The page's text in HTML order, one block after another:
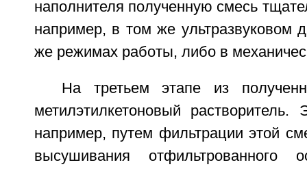
наполнителя полученную смесь
например, в том же ультразвуковом
же режимах работы, либо в
На третьем этапе из
метилэтилкетоновый
например, путем фильтрации этой
высушивания отфильтрованного